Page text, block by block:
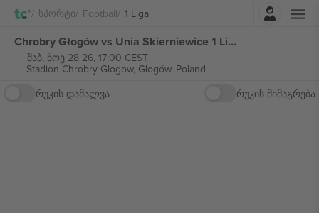
Სპორტი Football 1 Liga
Chrobry Głogów vs Unia Skierniewice 1 Liga ბილეთი
შაბ, ნოე 28 26, 17:00 CEST
Stadion Chrobry Glogow, Głogów, Poland
რუკის დამალვა
რუკის მიმაგრება